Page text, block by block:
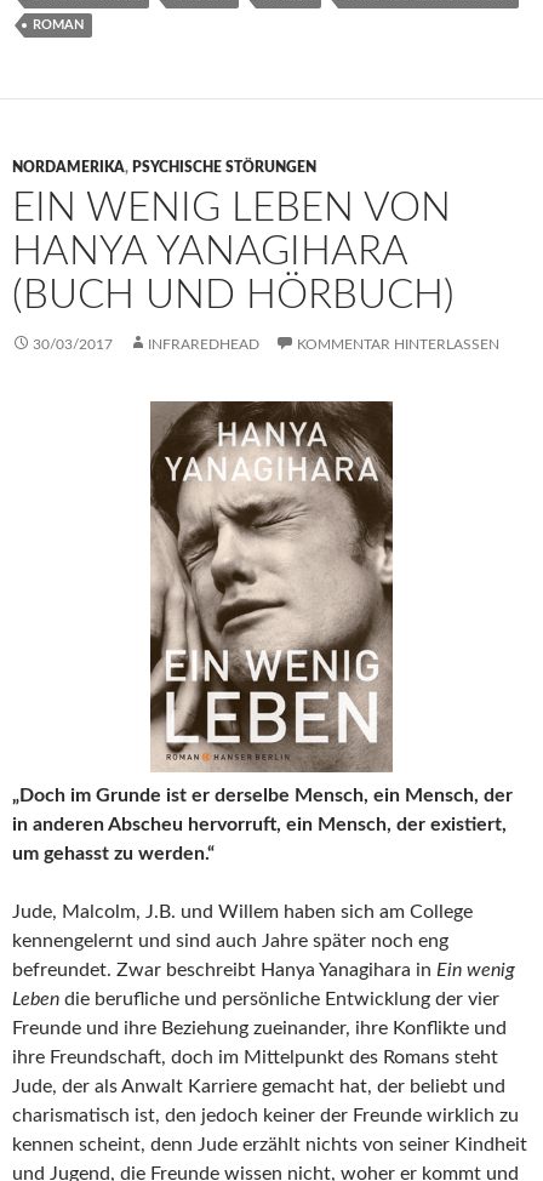
ROMAN
NORDAMERIKA, PSYCHISCHE STÖRUNGEN
EIN WENIG LEBEN VON
HANYA YANAGIHARA
(BUCH UND HÖRBUCH)
30/03/2017 INFRAREDHEAD KOMMENTAR HINTERLASSEN
„Doch im Grunde ist er derselbe Mensch, ein Mensch, der
in anderen Abscheu hervorruft, ein Mensch, der existiert,
um gehasst zu werden.“
Jude, Malcolm, J.B. und Willem haben sich am College
kennengelernt und sind auch Jahre später noch eng
befreundet. Zwar beschreibt Hanya Yanagihara in Ein wenig
Leben die berufliche und persönliche Entwicklung der vier
Freunde und ihre Beziehung zueinander, ihre Konflikte und
ihre Freundschaft, doch im Mittelpunkt des Romans steht
Jude, der als Anwalt Karriere gemacht hat, der beliebt und
charismatisch ist, den jedoch keiner der Freunde wirklich zu
kennen scheint, denn Jude erzählt nichts von seiner Kindheit
und Jugend, die Freunde wissen nicht, woher er kommt und